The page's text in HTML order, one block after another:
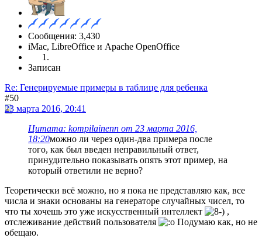
Сообщения: 3,430
iMac, LibreOffice и Apache OpenOffice
Записан
Re: Генерируемые примеры в таблице для ребенка
#50
23 марта 2016, 20:41
Цитата: kompilainenn от 23 марта 2016,
18:20можно ли через один-два примера после
того, как был введен неправильный ответ,
принудительно показывать опять этот пример, на
который ответили не верно?
Теоретически всё можно, но я пока не представляю как, все
числа и знаки основаны на генераторе случайных чисел, то
что ты хочешь это уже искусственный интеллект
,
отслеживание действий пользователя
Подумаю как, но не
обещаю.